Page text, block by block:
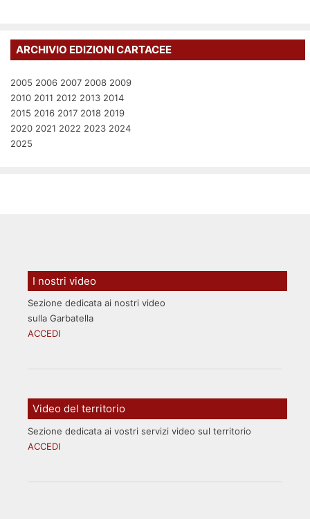
ARCHIVIO EDIZIONI CARTACEE
2005 2006 2007 2008 2009
2010 2011 2012 2013 2014
2015 2016 2017 2018 2019
2020 2021 2022 2023 2024
2025
I nostri video
Sezione dedicata ai nostri video
sulla Garbatella
ACCEDI
Video del territorio
Sezione dedicata ai vostri servizi video sul territorio
ACCEDI